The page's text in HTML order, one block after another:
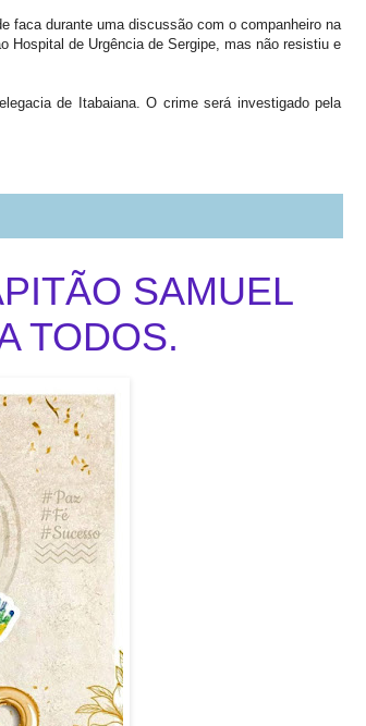
faca durante uma discussão com o companheiro na
Hospital de Urgência de Sergipe, mas não resistiu e
de Itabaiana. O crime será investigado pela
SAMUEL
TODOS.